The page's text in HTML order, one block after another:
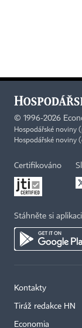
© 1996-2026
Hospodářské
Hospodářské noviny
Certifikováno
Stáhněte si
Kontakty
Tiráž redakce HN
Economia